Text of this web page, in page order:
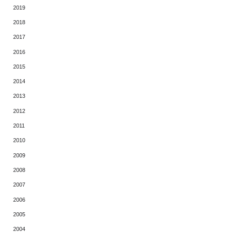
2019
2018
2017
2016
2015
2014
2013
2012
2011
2010
2009
2008
2007
2006
2005
2004